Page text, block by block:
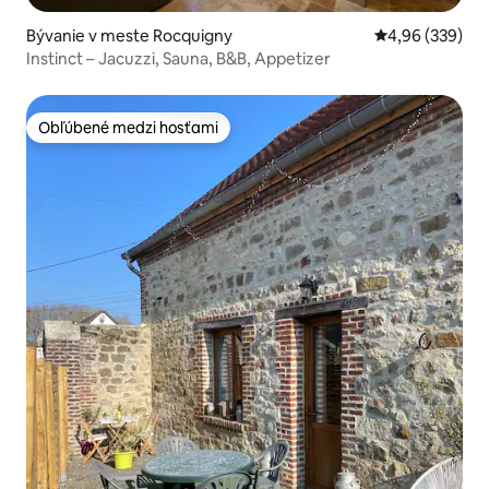
Bývanie v meste Rocquigny Priemerné
4,96 (339)
Instinct – Jacuzzi, Sauna, B&B, Appetizer
Obľúbené medzi hosťami
Obľúbené medzi hosťami